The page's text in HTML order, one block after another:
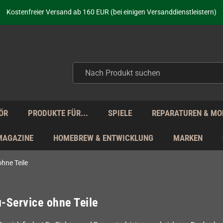
Kostenfreier Versand ab 160 EUR (bei einigen Versanddienstleistern)
Seit über 20 Jahren Deine Anlaufstelle für neue Retro-Hardware!
Täglicher Versand Mo - Fr aus Deutschland - zollfrei innerhalb der EU!
PRODUKTE FÜR... SPIELE REPARATUREN &
HOMEBREW & ENTWICKLUNG MARKEN
Teile
Service ohne Teile